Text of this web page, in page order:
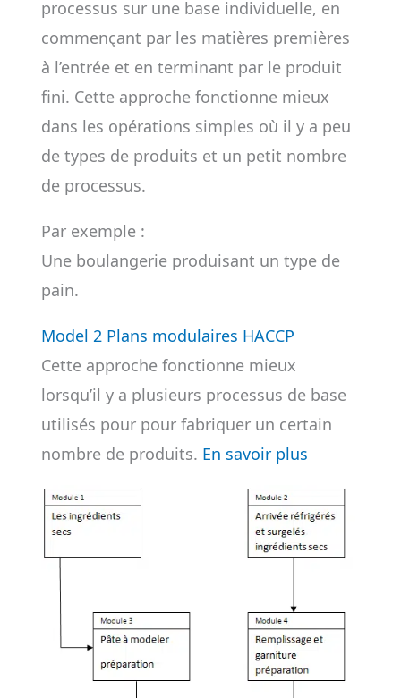
processus sur une base individuelle, en
commençant par les matières premières
à l’entrée et en terminant par le produit
fini. Cette approche fonctionne mieux
dans les opérations simples où il y a peu
de types de produits et un petit nombre
de processus.
Par exemple :
Une boulangerie produisant un type de
pain.
Model 2 Plans modulaires HACCP
Cette approche fonctionne mieux
lorsqu’il y a plusieurs processus de base
utilisés pour pour fabriquer un certain
nombre de produits. En savoir plus